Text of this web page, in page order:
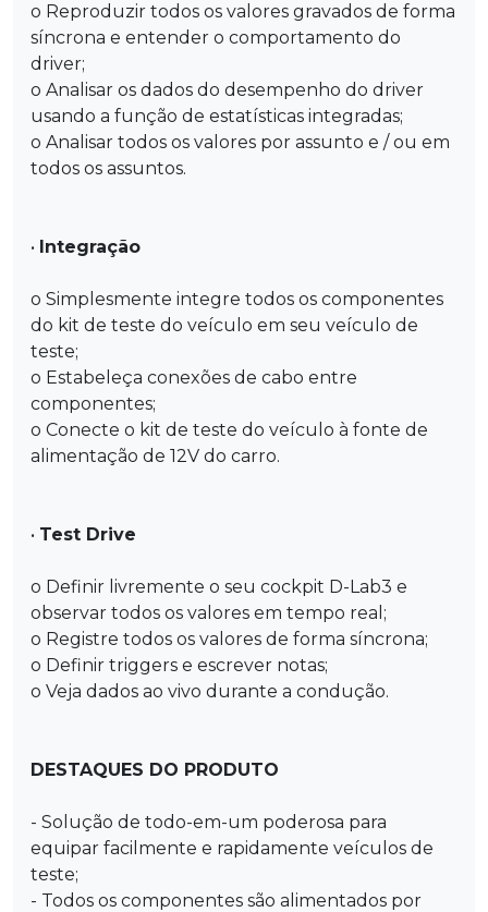
o Reproduzir todos os valores gravados de forma
síncrona e entender o comportamento do
driver;
o Analisar os dados do desempenho do driver
usando a função de estatísticas integradas;
o Analisar todos os valores por assunto e / ou em
todos os assuntos.
• Integração
o Simplesmente integre todos os componentes
do kit de teste do veículo em seu veículo de
teste;
o Estabeleça conexões de cabo entre
componentes;
o Conecte o kit de teste do veículo à fonte de
alimentação de 12V do carro.
• Test Drive
o Definir livremente o seu cockpit D-Lab3 e
observar todos os valores em tempo real;
o Registre todos os valores de forma síncrona;
o Definir triggers e escrever notas;
o Veja dados ao vivo durante a condução.
DESTAQUES DO PRODUTO
- Solução de todo-em-um poderosa para
equipar facilmente e rapidamente veículos de
teste;
- Todos os componentes são alimentados por